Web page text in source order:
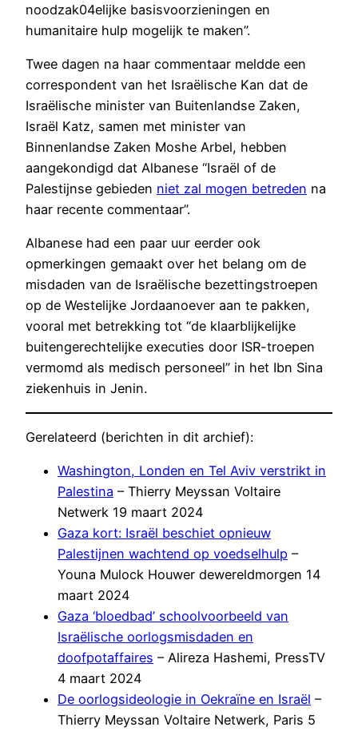
noodzak04elijke basisvoorzieningen en
humanitaire hulp mogelijk te maken”.
Twee dagen na haar commentaar meldde een
correspondent van het Israëlische Kan dat de
Israëlische minister van Buitenlandse Zaken,
Israël Katz, samen met minister van
Binnenlandse Zaken Moshe Arbel, hebben
aangekondigd dat Albanese “Israël of de
Palestijnse gebieden niet zal mogen betreden na
haar recente commentaar”.
Albanese had een paar uur eerder ook
opmerkingen gemaakt over het belang om de
misdaden van de Israëlische bezettingstroepen
op de Westelijke Jordaanoever aan te pakken,
vooral met betrekking tot “de klaarblijkelijke
buitengerechtelijke executies door ISR-troepen
vermomd als medisch personeel” in het Ibn Sina
ziekenhuis in Jenin.
Gerelateerd (berichten in dit archief):
Washington, Londen en Tel Aviv verstrikt in
Palestina – Thierry Meyssan Voltaire
Netwerk 19 maart 2024
Gaza kort: Israël beschiet opnieuw
Palestijnen wachtend op voedselhulp –
Youna Mulock Houwer dewereldmorgen 14
maart 2024
Gaza ‘bloedbad’ schoolvoorbeeld van
Israëlische oorlogsmisdaden en
doofpotaffaires – Alireza Hashemi, PressTV
4 maart 2024
De oorlogsideologie in Oekraïne en Israël –
Thierry Meyssan Voltaire Netwerk, Paris 5